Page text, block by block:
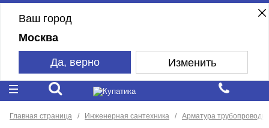
Ваш город
Москва
Да, верно Изменить
Главная страница Инженерная сантехника Арматура